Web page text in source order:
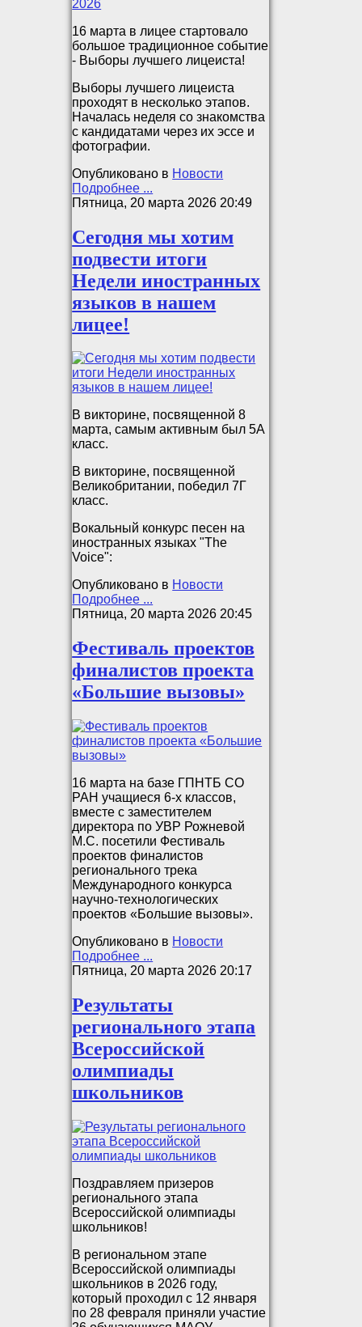
16 марта в лицее стартовало
большое традиционное событие
- Выборы лучшего лицеиста!
Выборы лучшего лицеиста
проходят в несколько этапов.
Началась неделя со знакомства
с кандидатами через их эссе и
фотографии.
Опубликовано в Новости
Подробнее ...
Пятница, 20 марта 2026 20:49
Сегодня мы хотим
подвести итоги
Недели иностранных
языков в нашем
лицее!
В викторине, посвященной 8
марта, самым активным был 5А
класс.
В викторине, посвященной
Великобритании, победил 7Г
класс.
Вокальный конкурс песен на
иностранных языках "The
Voice":
Опубликовано в Новости
Подробнее ...
Пятница, 20 марта 2026 20:45
Фестиваль проектов
финалистов проекта
«Большие вызовы»
16 марта на базе ГПНТБ СО
РАН учащиеся 6-х классов,
вместе с заместителем
директора по УВР Рожневой
М.С. посетили Фестиваль
проектов финалистов
регионального трека
Международного конкурса
научно-технологических
проектов «Большие вызовы».
Опубликовано в Новости
Подробнее ...
Пятница, 20 марта 2026 20:17
Результаты
регионального этапа
Всероссийской
олимпиады
школьников
Поздравляем призеров
регионального этапа
Всероссийской олимпиады
школьников!
В региональном этапе
Всероссийской олимпиады
школьников в 2026 году,
который проходил с 12 января
по 28 февраля приняли участие